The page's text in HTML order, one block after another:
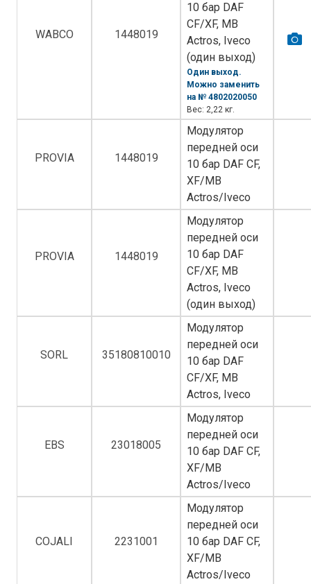
WABCO 1448019
10 бар DAF
CF/XF, MB
Actros, Iveco
(один выход)
Один выход.
Можно заменить
на № 4802020050
Вес: 2,22 кг.
PROVIA 1448019
Модулятор
передней оси
10 бар DAF CF,
XF/MB
Actros/Iveco
PROVIA 1448019
Модулятор
передней оси
10 бар DAF
CF/XF, MB
Actros, Iveco
(один выход)
SORL 35180810010
Модулятор
передней оси
10 бар DAF
CF/XF, MB
Actros, Iveco
EBS 23018005
Модулятор
передней оси
10 бар DAF CF,
XF/MB
Actros/Iveco
COJALI 2231001
Модулятор
передней оси
10 бар DAF CF,
XF/MB
Actros/Iveco